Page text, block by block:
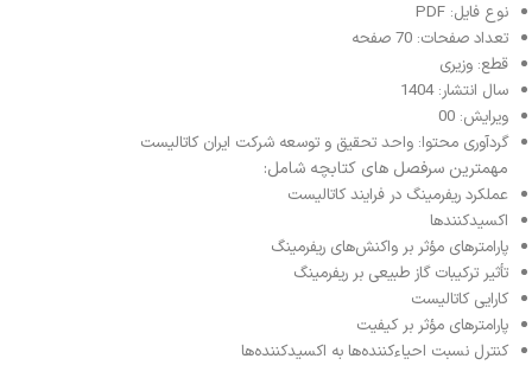
نوع فایل: PDF
تعداد صفحات: 70 صفحه
قطع: وزیری
سال انتشار: 1404
ویرایش: 00
گردآوری محتوا: واحد تحقیق و توسعه شرکت ایران کاتالیست
مهمترین سرفصل های کتابچه شامل:
عملکرد ریفرمینگ در فرایند کاتالیست
اکسیدکنندها
پارامترهای مؤثر بر واکنش‌های ریفرمینگ
تأثیر ترکیبات گاز طبیعی بر ریفرمینگ
کارایی کاتالیست
پارامترهای مؤثر بر کیفیت
کنترل نسبت احیاءکننده‌ها به اکسیدکننده‌ها